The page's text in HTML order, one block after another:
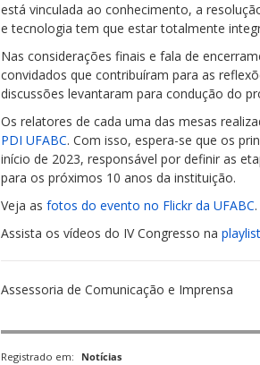
está vinculada ao conhecimento, a
e tecnologia tem que estar totalmente
Nas considerações finais e fala de
convidados que contribuíram para as
discussões levantaram para condução do
Os relatores de cada uma das mesas
PDI UFABC. Com isso, espera-se que os
início de 2023, responsável por definir as
para os próximos 10 anos da instituição.
Veja as fotos do evento no Flickr da UFABC.
Assista os vídeos do IV Congresso na
Assessoria de Comunicação e Imprensa
Registrado em: Notícias